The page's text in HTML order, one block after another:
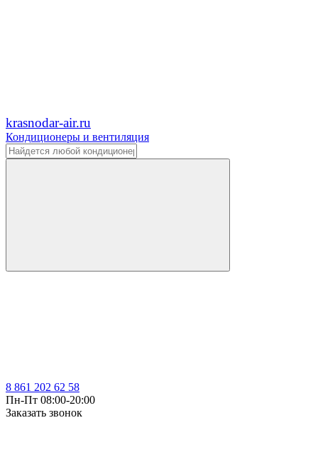
krasnodar-air.ru
Кондиционеры и вентиляция
8 861 202 62 58
Пн-Пт 08:00-20:00
Заказать звонок